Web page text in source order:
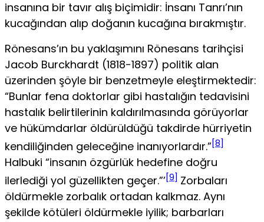
insanına bir tavır alış biçimidir: İnsanı Tanrı’nın
kucağından alıp doğanın kucağına bırakmıştır.
Rönesans’ın bu yaklaşımını Rönesans tarihçisi
Jacob Burckhardt (1818-1897) politik alan
üzerinden şöyle bir benzetmeyle eleştirmektedir:
“Bunlar fena doktor­lar gibi hastalığın tedavisini
hastalık belirtilerinin kaldırılmasında görüyorlar
ve hü­kümdarlar öldürüldüğü takdirde hürriyetin
kendiliğinden geleceğine inanıyorlardır.”[8]
Halbuki “insanın özgürlük hedefine doğru
ilerlediği yol güzellikten geçer.”’[9] Zorba­ları
öldürmekle zorbalık ortadan kalkmaz. Aynı
şekilde kötüleri öldürmekle iyilik; barbarları